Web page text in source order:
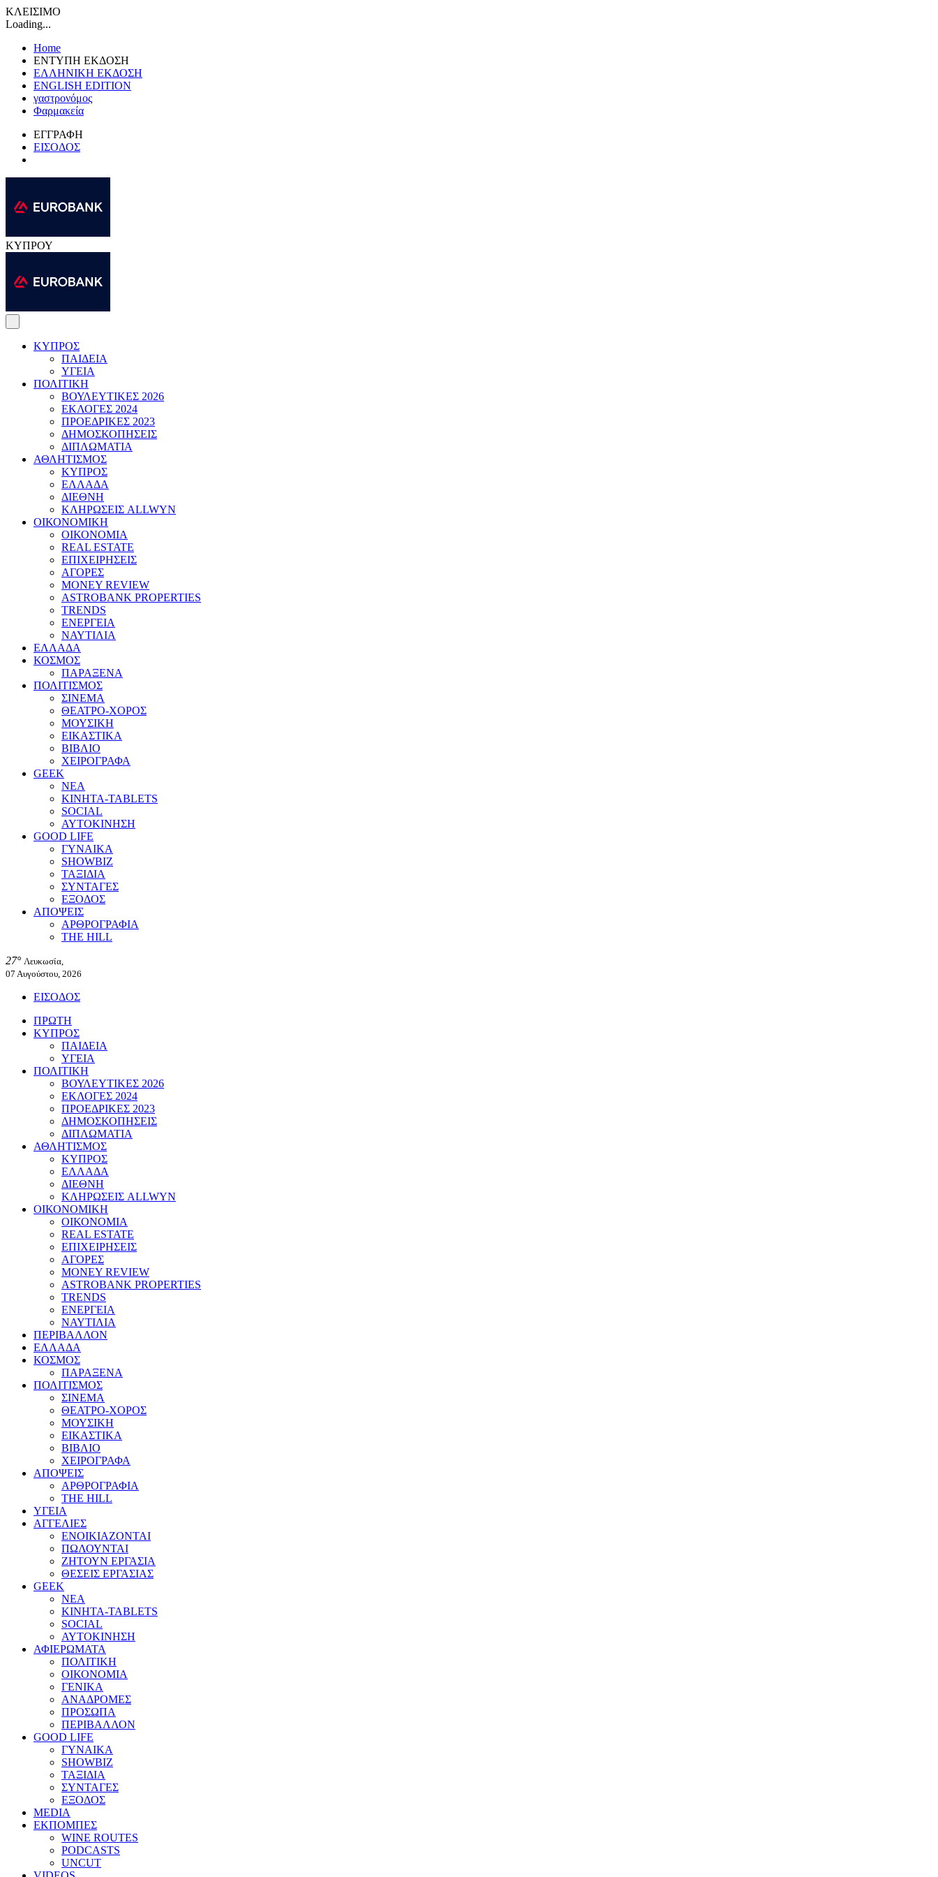
ΚΛΕΙΣΙΜΟ
Loading...
Home
ΕΝΤΥΠΗ ΕΚΔΟΣΗ
ΕΛΛΗΝΙΚΗ ΕΚΔΟΣΗ
ENGLISH EDITION
γαστρονόμος
Φαρμακεία
ΕΓΓΡΑΦΗ
ΕΙΣΟΔΟΣ
ΚΥΠΡΟΥ
ΚΥΠΡΟΣ
ΠΑΙΔΕΙΑ
ΥΓΕΙΑ
ΠΟΛΙΤΙΚΗ
ΒΟΥΛΕΥΤΙΚΕΣ 2026
ΕΚΛΟΓΕΣ 2024
ΠΡΟΕΔΡΙΚΕΣ 2023
ΔΗΜΟΣΚΟΠΗΣΕΙΣ
ΔΙΠΛΩΜΑΤΙΑ
ΑΘΛΗΤΙΣΜΟΣ
ΚΥΠΡΟΣ
ΕΛΛΑΔΑ
ΔΙΕΘΝΗ
ΚΛΗΡΩΣΕΙΣ ALLWYN
ΟΙΚΟΝΟΜΙΚΗ
ΟΙΚΟΝΟΜΙΑ
REAL ESTATE
ΕΠΙΧΕΙΡΗΣΕΙΣ
ΑΓΟΡΕΣ
MONEY REVIEW
ASTROBANK PROPERTIES
TRENDS
ΕΝΕΡΓΕΙΑ
ΝΑΥΤΙΛΙΑ
ΕΛΛΑΔΑ
ΚΟΣΜΟΣ
ΠΑΡΑΞΕΝΑ
ΠΟΛΙΤΙΣΜΟΣ
ΣΙΝΕΜΑ
ΘΕΑΤΡΟ-ΧΟΡΟΣ
ΜΟΥΣΙΚΗ
ΕΙΚΑΣΤΙΚΑ
ΒΙΒΛΙΟ
ΧΕΙΡΟΓΡΑΦΑ
GEEK
ΝΕΑ
ΚΙΝΗΤΑ-TABLETS
SOCIAL
ΑΥΤΟΚΙΝΗΣΗ
GOOD LIFE
ΓΥΝΑΙΚΑ
SHOWBIZ
ΤΑΞΙΔΙΑ
ΣΥΝΤΑΓΕΣ
ΕΞΟΔΟΣ
ΑΠΟΨΕΙΣ
ΑΡΘΡΟΓΡΑΦΙΑ
THE HILL
27° Λευκωσία,
07 Αυγούστου, 2026
ΕΙΣΟΔΟΣ
ΠΡΩΤΗ
ΚΥΠΡΟΣ
ΠΑΙΔΕΙΑ
ΥΓΕΙΑ
ΠΟΛΙΤΙΚΗ
ΒΟΥΛΕΥΤΙΚΕΣ 2026
ΕΚΛΟΓΕΣ 2024
ΠΡΟΕΔΡΙΚΕΣ 2023
ΔΗΜΟΣΚΟΠΗΣΕΙΣ
ΔΙΠΛΩΜΑΤΙΑ
ΑΘΛΗΤΙΣΜΟΣ
ΚΥΠΡΟΣ
ΕΛΛΑΔΑ
ΔΙΕΘΝΗ
ΚΛΗΡΩΣΕΙΣ ALLWYN
ΟΙΚΟΝΟΜΙΚΗ
ΟΙΚΟΝΟΜΙΑ
REAL ESTATE
ΕΠΙΧΕΙΡΗΣΕΙΣ
ΑΓΟΡΕΣ
MONEY REVIEW
ASTROBANK PROPERTIES
TRENDS
ΕΝΕΡΓΕΙΑ
ΝΑΥΤΙΛΙΑ
ΠΕΡΙΒΑΛΛΟΝ
ΕΛΛΑΔΑ
ΚΟΣΜΟΣ
ΠΑΡΑΞΕΝΑ
ΠΟΛΙΤΙΣΜΟΣ
ΣΙΝΕΜΑ
ΘΕΑΤΡΟ-ΧΟΡΟΣ
ΜΟΥΣΙΚΗ
ΕΙΚΑΣΤΙΚΑ
ΒΙΒΛΙΟ
ΧΕΙΡΟΓΡΑΦΑ
ΑΠΟΨΕΙΣ
ΑΡΘΡΟΓΡΑΦΙΑ
THE HILL
ΥΓΕΙΑ
ΑΓΓΕΛΙΕΣ
ΕΝΟΙΚΙΑΖΟΝΤΑΙ
ΠΩΛΟΥΝΤΑΙ
ΖΗΤΟΥΝ ΕΡΓΑΣΙΑ
ΘΕΣΕΙΣ ΕΡΓΑΣΙΑΣ
GEEK
ΝΕΑ
ΚΙΝΗΤΑ-TABLETS
SOCIAL
ΑΥΤΟΚΙΝΗΣΗ
ΑΦΙΕΡΩΜΑΤΑ
ΠΟΛΙΤΙΚΗ
ΟΙΚΟΝΟΜΙΑ
ΓΕΝΙΚΑ
ΑΝΑΔΡΟΜΕΣ
ΠΡΟΣΩΠΑ
ΠΕΡΙΒΑΛΛΟΝ
GOOD LIFE
ΓΥΝΑΙΚΑ
SHOWBIZ
ΤΑΞΙΔΙΑ
ΣΥΝΤΑΓΕΣ
ΕΞΟΔΟΣ
MEDIA
ΕΚΠΟΜΠΕΣ
WINE ROUTES
PODCASTS
UNCUT